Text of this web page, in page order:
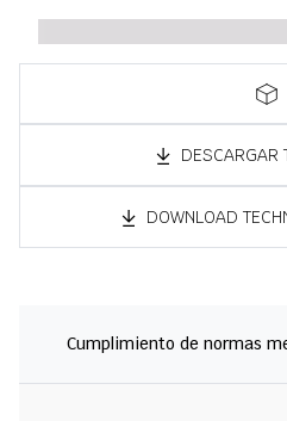
DESCARGAR
DOWNLOAD
Cumplimiento de normas